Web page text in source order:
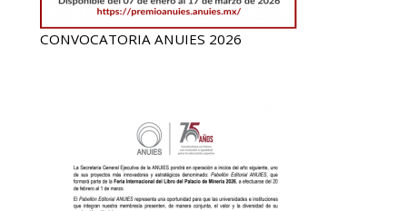
CONVOCATORIA ANUIES 2026